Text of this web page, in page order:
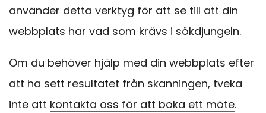
använder detta verktyg för att se till att din
webbplats har vad som krävs i sökdjungeln.
Om du behöver hjälp med din webbplats efter
att ha sett resultatet från skanningen, tveka
inte att kontakta oss för att boka ett möte.